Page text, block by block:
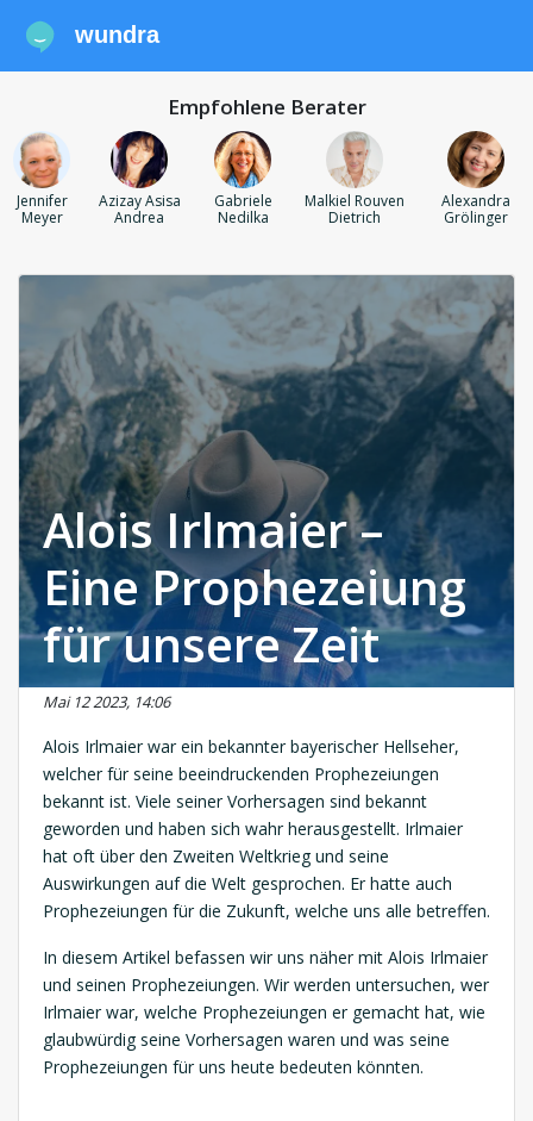
wundra
Empfohlene Berater
Jennifer
Meyer
Azizay Asisa
Andrea
Gabriele
Nedilka
Malkiel Rouven
Dietrich
Alexandra
Grölinger
Alois Irlmaier –
Eine Prophezeiung
für unsere Zeit
Mai 12 2023, 14:06
Alois Irlmaier war ein bekannter bayerischer Hellseher,
welcher für seine beeindruckenden Prophezeiungen
bekannt ist. Viele seiner Vorhersagen sind bekannt
geworden und haben sich wahr herausgestellt. Irlmaier
hat oft über den Zweiten Weltkrieg und seine
Auswirkungen auf die Welt gesprochen. Er hatte auch
Prophezeiungen für die Zukunft, welche uns alle betreffen.
In diesem Artikel befassen wir uns näher mit Alois Irlmaier
und seinen Prophezeiungen. Wir werden untersuchen, wer
Irlmaier war, welche Prophezeiungen er gemacht hat, wie
glaubwürdig seine Vorhersagen waren und was seine
Prophezeiungen für uns heute bedeuten könnten.